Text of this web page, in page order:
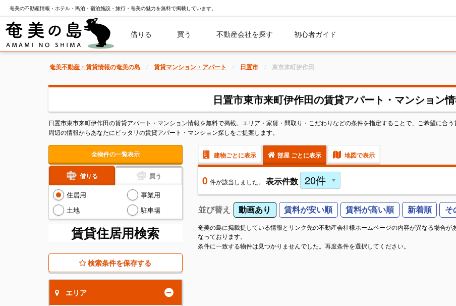
奄美の不動産情報・ホテル・民泊・宿泊施設・旅行・奄美の魅力を無料で掲載しています。
借りる 買う 不動産会社を探す 初心者ガイド
奄美不動産・賃貸情報の奄美の島 賃貸マンション・アパート 日置市 東市来町伊作田
日置市東市来町伊作田の賃貸アパート・マンション
日置市東市来町伊作田の賃貸アパート・マンション情報を無料で掲載。エリア・家賃・間取り・こだわりなどの条件を指定することで、ご希望に合
周辺の情報からあなたにピッタリの賃貸アパート・マンション探しをご提案します。
全物件の一覧表示
借りる 買う
住居用
事業用
土地
駐車場
賃貸住居用検索
検索条件を保存する
エリア
建物ごとに表示 部屋 ごとに表示 地図で表示
0 件が該当しました。 表示件数
並び替え 動画あり 賃料が安い順 賃料が高い順 新着順 そ
奄美の島に掲載提している情報とリンク先の不動産会社様ホームページの内容が異なる場合
なっております。
条件に一致する物件は見つかりませんでした。再度条件を選択してください。